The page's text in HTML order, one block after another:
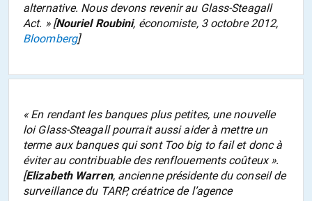
alternative. Nous devons revenir au Glass-Steagall
Act. » [Nouriel Roubini, économiste, 3 octobre 2012,
Bloomberg]
«En rendant les banques plus petites, une nouvelle
loi Glass-Steagall pourrait aussi aider à mettre un
terme aux banques qui sont Too big to failet donc à
éviter au contribuable des renflouements coûteux».
[Elizabeth Warren, ancienne présidente du conseil de
surveillance du TARP, créatrice de l’agence